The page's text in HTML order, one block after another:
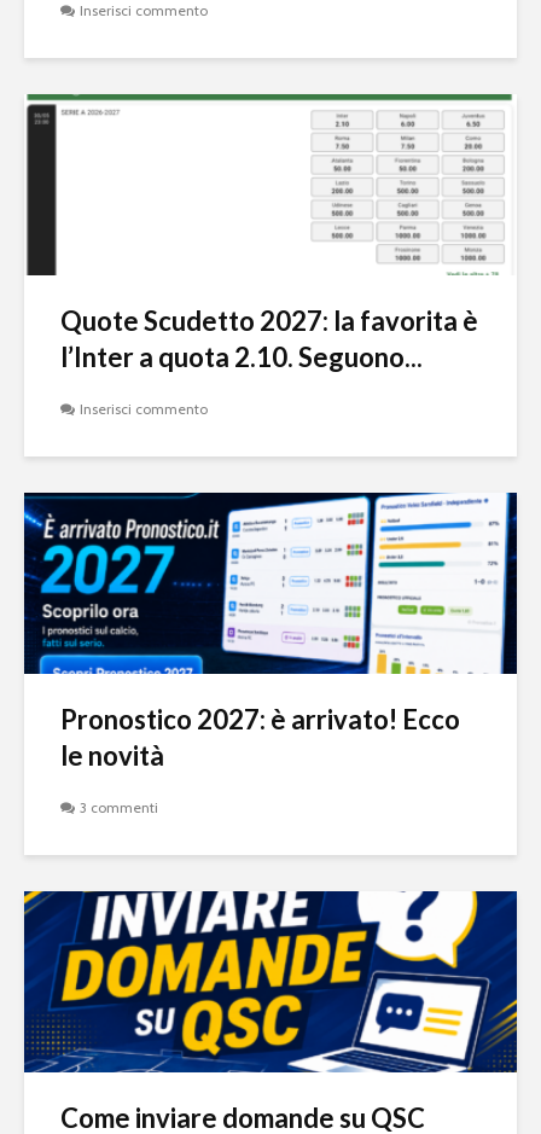
Inserisci commento
Quote Scudetto 2027: la favorita è
l’Inter a quota 2.10. Seguono...
Inserisci commento
Pronostico 2027: è arrivato! Ecco
le novità
3 commenti
Come inviare domande su QSC